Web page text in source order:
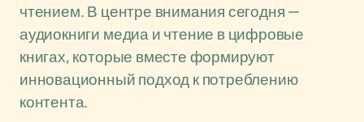
чтением. В центре внимания сегодня —
аудиокниги медиа и чтение в цифровые
книгах, которые вместе формируют
инновационный подход к потреблению
контента.